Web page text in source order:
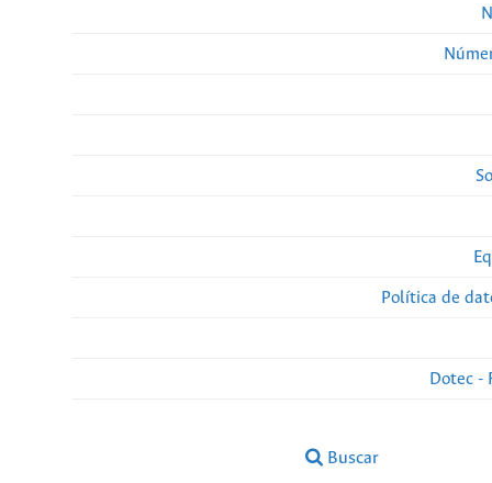
Política de
Dotec -
Buscar